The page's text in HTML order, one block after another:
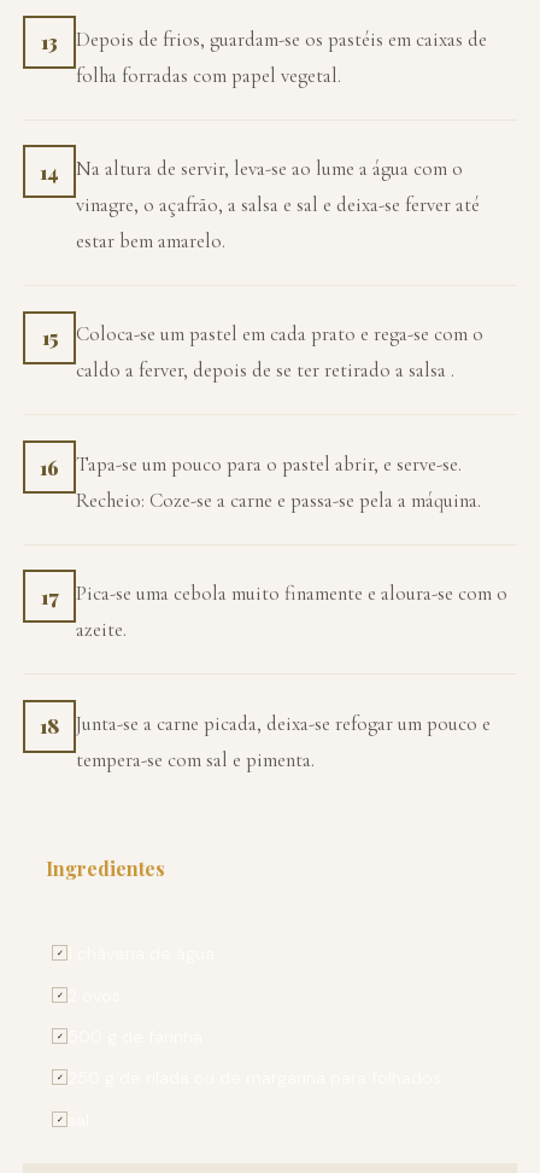
13
Depois de frios, guardam-se os pastéis em caixas de
folha forradas com papel vegetal.
14
Na altura de servir, leva-se ao lume a água com o
vinagre, o açafrão, a salsa e sal e deixa-se ferver até
estar bem amarelo.
15
Coloca-se um pastel em cada prato e rega-se com o
caldo a ferver, depois de se ter retirado a salsa .
16
Tapa-se um pouco para o pastel abrir, e serve-se.
Recheio: Coze-se a carne e passa-se pela a máquina.
17
Pica-se uma cebola muito finamente e aloura-se com o
azeite.
18
Junta-se a carne picada, deixa-se refogar um pouco e
tempera-se com sal e pimenta.
Ingredientes
✓
✓
✓
✓
✓